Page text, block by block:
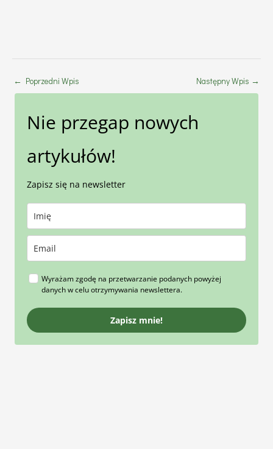
← Poprzedni Wpis Następny Wpis →
Nie przegap nowych
artykułów!
Zapisz się na newsletter
Wyrażam zgodę na przetwarzanie podanych powyżej
danych w celu otrzymywania newslettera.
Zapisz mnie!